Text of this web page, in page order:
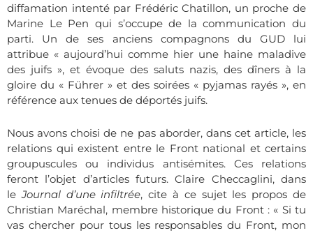
diffamation intenté par Frédéric Chatillon, un proche de
Marine Le Pen qui s’occupe de la communication du
parti. Un de ses anciens compagnons du GUD lui
attribue « aujourd’hui comme hier une haine maladive
des juifs », et évoque des saluts nazis, des dîners à la
gloire du « Führer » et des soirées « pyjamas rayés », en
référence aux tenues de déportés juifs.
Nous avons choisi de ne pas aborder, dans cet article, les
relations qui existent entre le Front national et certains
groupuscules ou individus antisémites. Ces relations
feront l’objet d’articles futurs. Claire Checcaglini, dans
leJournal d’une infiltrée, cite à ce sujet les propos de
Christian Maréchal, membre historique du Front : « Si tu
vas chercher pour tous les responsables du Front, mon